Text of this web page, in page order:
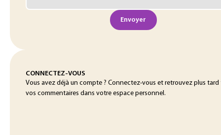
Envoyer
CONNECTEZ-VOUS
Vous avez déjà un compte ? Connectez-vous et retrouvez plus tard
vos commentaires dans votre espace personnel.